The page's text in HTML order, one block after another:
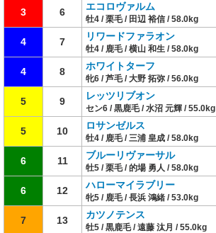
3 6 エコロヴァルム
牡4 / 栗毛 / 田辺 裕信 / 58.0kg
4 7 リワードファラオン
牡4 / 鹿毛 / 横山 和生 / 58.0kg
4 8 ホワイトターフ
牝6 / 芦毛 / 大野 拓弥 / 56.0kg
5 9 レッツリブオン
セン6 / 黒鹿毛 / 水沼 元輝 / 55.0kg
5 10 ロサンゼルス
牡4 / 鹿毛 / 三浦 皇成 / 58.0kg
6 11 ブルーリヴァーサル
牡5 / 栗毛 / 的場 勇人 / 58.0kg
6 12 ハローマイラブリー
牝5 / 鹿毛 / 長浜 鴻緒 / 53.0kg
7 13 カツノテンス
牡5 / 黒鹿毛 / 遠藤 汰月 / 55.0kg